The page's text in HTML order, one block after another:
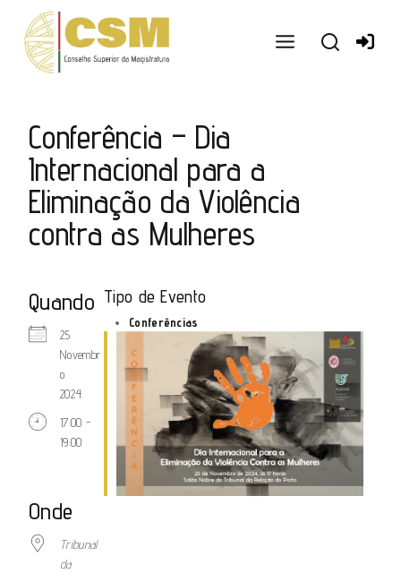
conteúdo
Conferência – Dia
Internacional para a
Eliminação da Violência
contra as Mulheres
Tipo de Evento
Conferências
Quando
25
Novembr
o
2024
17:00 -
19:00
Onde
Tribunal
da